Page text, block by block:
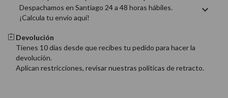
Despachamos en Santiago 24 a 48 horas hábiles.
¡Calcula tu envío aquí!
Devolución
Tienes 10 días desde que recibes tu pedido para hacer la
devolución.
Aplican restricciones, revisar nuestras politicas de retracto.